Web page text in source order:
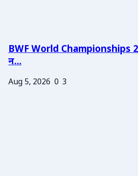
BWF World Championships
न...
Aug 5, 2026 0 3